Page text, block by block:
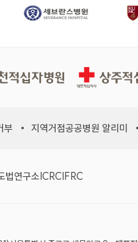
병원 상주적십자병원
부 지역거점공공병원 알리미
)
법연구소(새 창)
ICRC(국제적십자위원회,
IFRC(국제적십자사